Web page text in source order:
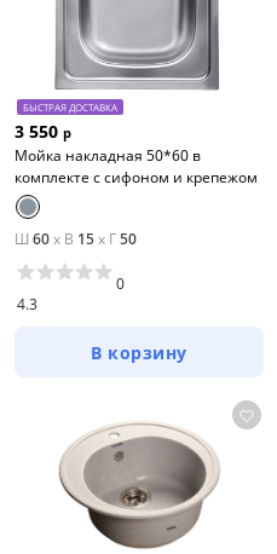
БЫСТРАЯ ДОСТАВКА
3 550 р
Мойка накладная 50*60 в
комплекте с сифоном и крепежом
Ш 60x В 15x Г50
4.3
0
В корзину